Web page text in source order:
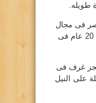
طويله.
فى مجال
تأجير السيارات حيث لديها خبرة اكثر من 20 عام فى
غرف فى
على النيل